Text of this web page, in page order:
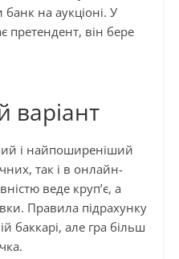
на аукціоні. У
претендент, він бере
варіант
і найпоширеніший
так і в онлайн-
веде круп’є, а
Правила підрахунку
баккарі, але гра більш